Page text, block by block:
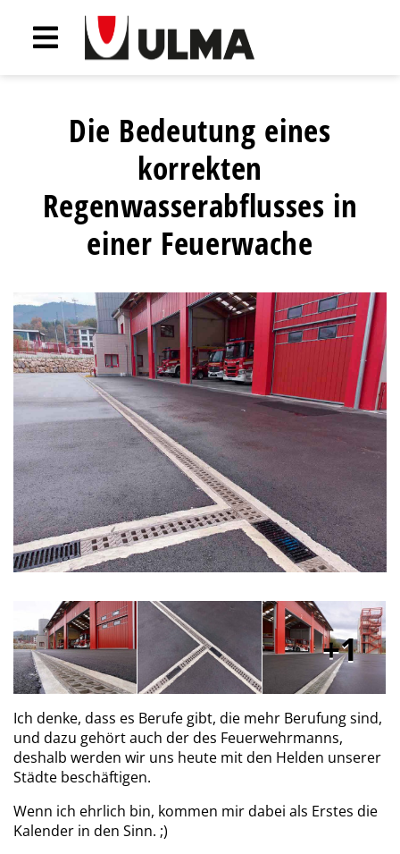
Die Bedeutung eines
korrekten
Regenwasserabflusses in
einer Feuerwache
1
Ich denke, dass es Berufe gibt, die mehr Berufung sind,
und dazu gehört auch der des Feuerwehrmanns,
deshalb werden wir uns heute mit den Helden unserer
Städte beschäftigen.
Wenn ich ehrlich bin, kommen mir dabei als Erstes die
Kalender in den Sinn. ;)